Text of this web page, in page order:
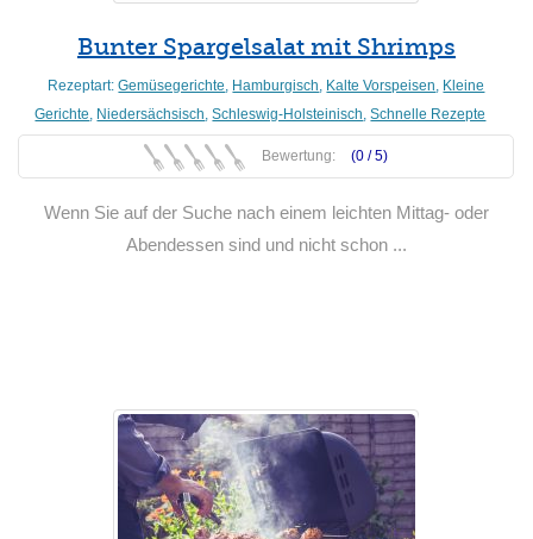
Bunter Spargelsalat mit Shrimps
Rezeptart:Gemüsegerichte, Hamburgisch, Kalte Vorspeisen, Kleine
Gerichte, Niedersächsisch,Schleswig-Holsteinisch,Schnelle Rezepte
Bewertung: (0 /5)
Wenn Sie auf der Suche nach einem leichten Mittag- oder
Abendessen sind und nicht schon ...